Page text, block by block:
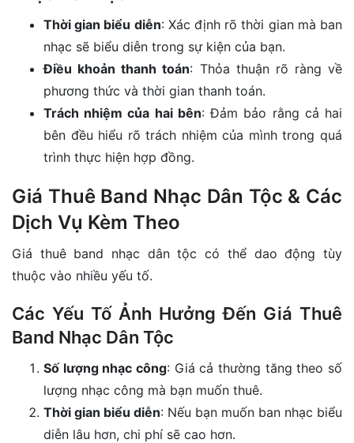
Thời gian biểu diễn: Xác định rõ thời gian mà ban
nhạc sẽ biểu diễn trong sự kiện của bạn.
Điều khoản thanh toán: Thỏa thuận rõ ràng về
phương thức và thời gian thanh toán.
Trách nhiệm của hai bên: Đảm bảo rằng cả hai
bên đều hiểu rõ trách nhiệm của mình trong quá
trình thực hiện hợp đồng.
Giá Thuê Band Nhạc Dân Tộc & Các
Dịch Vụ Kèm Theo
Giá thuê band nhạc dân tộc có thể dao động tùy
thuộc vào nhiều yếu tố.
Các Yếu Tố Ảnh Hưởng Đến Giá Thuê
Band Nhạc Dân Tộc
Số lượng nhạc công: Giá cả thường tăng theo số
lượng nhạc công mà bạn muốn thuê.
Thời gian biểu diễn: Nếu bạn muốn ban nhạc biểu
diễn lâu hơn, chi phí sẽ cao hơn.